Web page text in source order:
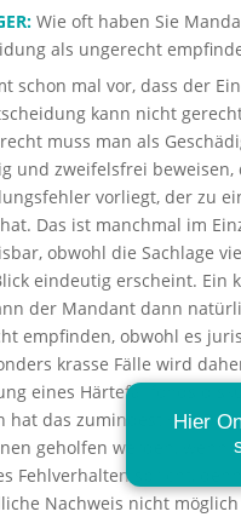
Wie oft haben Sie
als ungerecht
schon mal vor, dass der
kann nicht
muss man als
und zweifelsfrei beweisen,
vorliegt, der zu
Das ist manchmal im
obwohl die Sachlage
eindeutig erscheint. Ein
der Mandant dann
empfinden, obwohl es
krasse Fälle wird
eines Härtefallfonds
hat das zumindest vor.
geholfen werden, wenn
Fehlverhalten spricht,
Nachweis nicht
Hier